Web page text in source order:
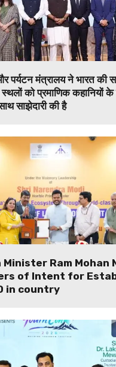
पर्यटन मंत्रालय ने भारत की
को प्रमाणिक कहानियों
साझेदारी की है
Ram Mohan
of Intent for
in country